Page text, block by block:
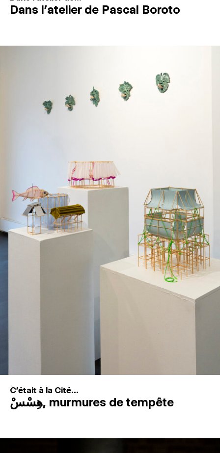
Dans l’atelier de Pascal Boroto
C'était à la Cité...
هِسْسْ, murmures de tempête